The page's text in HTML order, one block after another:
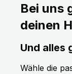
Bei uns
deinen
Und alles
Wähle die